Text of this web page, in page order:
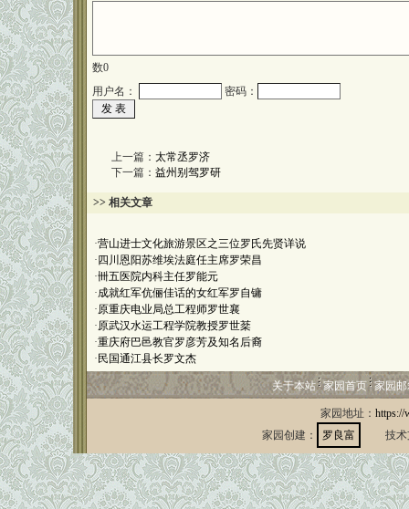
数0
用户名：
密码：
上一篇： 太常丞罗济
下一篇： 益州别驾罗研
>> 相关文章
·营山进士文化旅游景区之三位罗氏先贤详说
· 四川恩阳苏维埃法庭任主席罗荣昌
·卌五医院内科主任罗能元
·成就红军伉俪佳话的女红军罗自镛
·原重庆电业局总工程师罗世襄
·原武汉水运工程学院教授罗世棻
·重庆府巴邑教官罗彦芳及知名后裔
· 民国通江县长罗文杰
关于本站 家园首页 家园
家园地址： https://
家园创建：
罗良富 技术